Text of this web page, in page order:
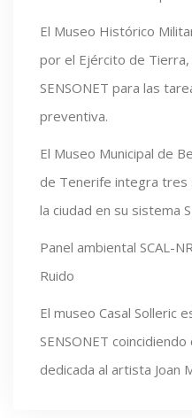
El Museo Histórico
por el Ejército de
SENSONET para las
preventiva.
El Museo Municipal de
de Tenerife integra tres
la ciudad en su sistema
Panel ambiental SCAL-
Ruido
El museo Casal Solleric
SENSONET
dedicada al artista Joan